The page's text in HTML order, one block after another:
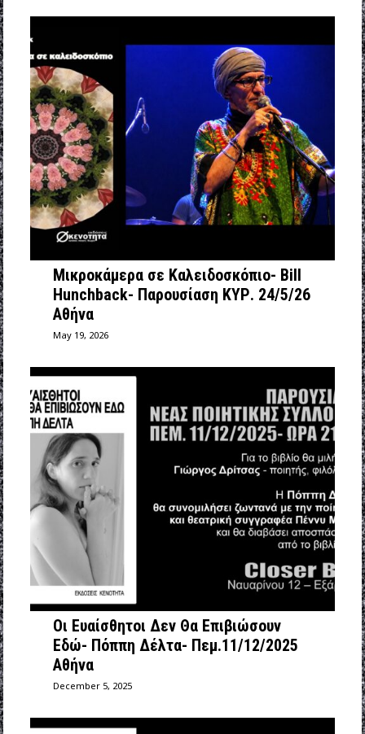
Μικροκάμερα σε Καλειδοσκόπιο- Bill
Hunchback- Παρουσίαση ΚΥΡ. 24/5/26
Αθήνα
May 19, 2026
Οι Ευαίσθητοι Δεν Θα Επιβιώσουν
Εδώ- Πόππη Δέλτα- Πεμ.11/12/2025
Αθήνα
December 5, 2025